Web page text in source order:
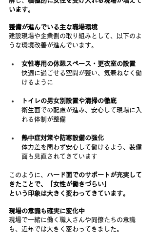
います。
整備が進んでいる主な職場環境
建設現場や企業側の取り組みとして、以下のよ
うな環境改善が進んでいます。
女性専用の休憩スペース・更衣室の設置
快適に過ごせる空間が整い、気兼ねなく働
けるように
トイレの男女別設置や清掃の徹底
衛生面での配慮が進み、安心して現場に入
れる体制が整備
熱中症対策や防寒設備の強化
体力差を問わず安心して働けるよう、装備
面も見直されてきています
このように、 ハード面でのサポートが充実して
きたことで、「女性が働きづらい」
という印象は大きく変わってきています。
現場の意識も確実に変化中
現場で一緒に働く職人さんや同僚たちの意識
も、近年では大きく変わってきました。